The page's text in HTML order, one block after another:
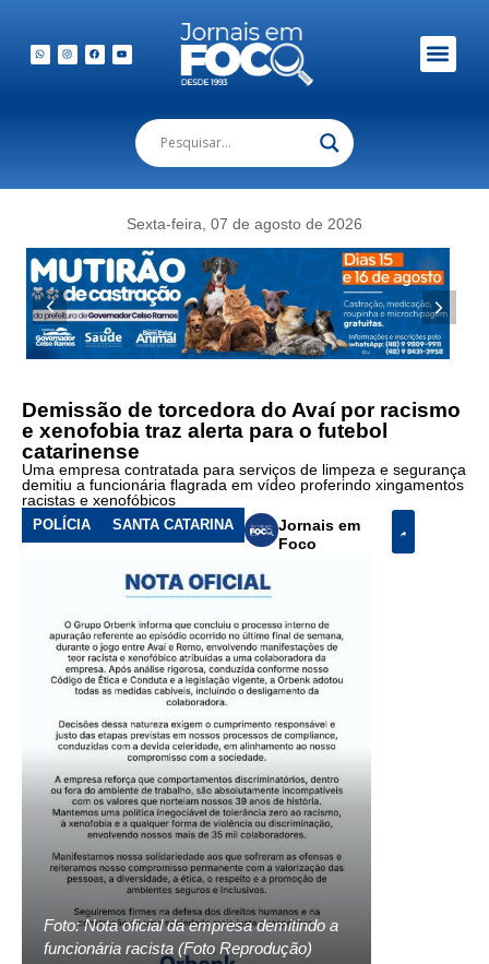
Sexta-feira, 07 de agosto de 2026
Demissão de torcedora do Avaí por racismo
e xenofobia traz alerta para o futebol
catarinense
Uma empresa contratada para serviços de limpeza e segurança
demitiu a funcionária flagrada em vídeo proferindo xingamentos
racistas e xenofóbicos
POLÍCIA SANTA CATARINA
Jornais em
Foco
Foto: Nota oficial da empresa demitindo a
funcionária racista (Foto Reprodução)